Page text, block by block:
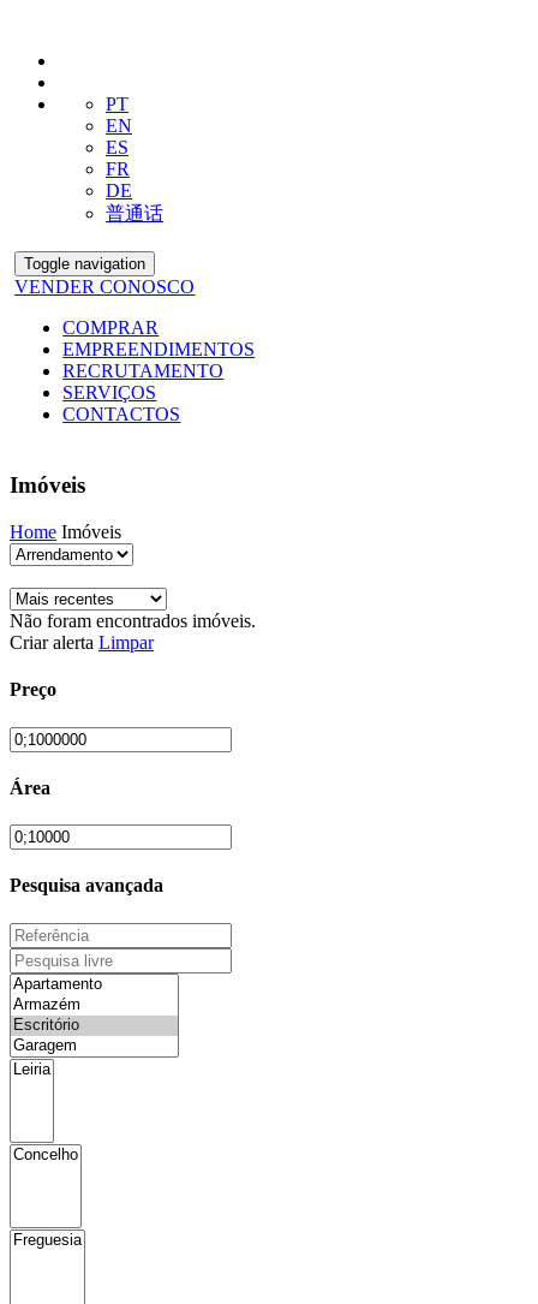
PT
EN
ES
FR
DE
普通话
Toggle navigation
VENDER CONOSCO
COMPRAR
EMPREENDIMENTOS
RECRUTAMENTO
SERVIÇOS
CONTACTOS
Imóveis
Home Imóveis
Não foram encontrados imóveis.
Criar alerta Limpar
Preço
Área
Pesquisa avançada